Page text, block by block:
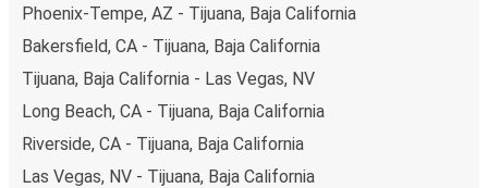
Phoenix-Tempe, AZ - Tijuana, Baja California
Bakersfield, CA - Tijuana, Baja California
Tijuana, Baja California - Las Vegas, NV
Long Beach, CA - Tijuana, Baja California
Riverside, CA - Tijuana, Baja California
Las Vegas, NV - Tijuana, Baja California